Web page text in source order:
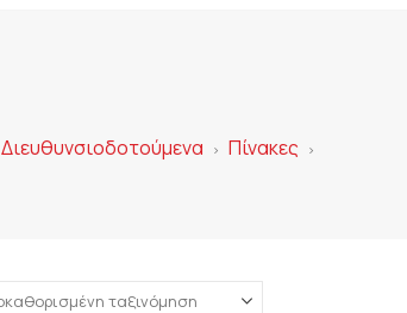
Διευθυνσιοδοτούμενα > Πίνακες >